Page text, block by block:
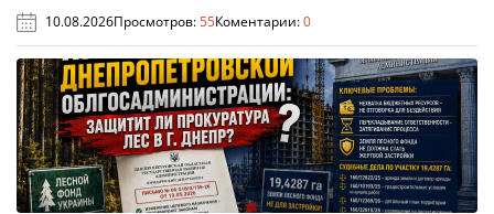
10.08.2026Просмотров:55Коментарии:0